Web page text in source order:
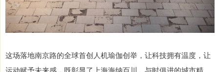
这场落地南京路的全球首创人机瑜伽创举，让科技拥有温度，让
运动赋予未来感，既彰显了上海海纳百川、与时俱进的城市精